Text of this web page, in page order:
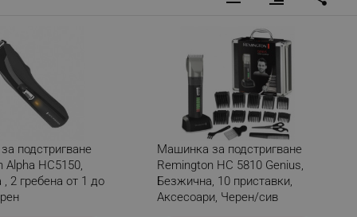
подстригване
Alpha HC5150,
2 гребена от 1 до
Машинка за подстригване
Remington HC 5810 Genius,
Безжична, 10 приставки,
Аксесоари, Черен/сив
visitors. The lifetime
visitor sessions
is asked for web push
is a test user and can
disabled tracking,
related cookies and local